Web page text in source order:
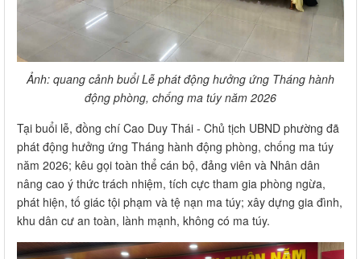
Ảnh: quang cảnh buổi Lễ phát động hưởng ứng Tháng hành
động phòng, chống ma túy năm 2026
Tại buổi lễ, đồng chí Cao Duy Thái - Chủ tịch UBND phường đã
phát động hưởng ứng Tháng hành động phòng, chống ma túy
năm 2026; kêu gọi toàn thể cán bộ, đảng viên và Nhân dân
nâng cao ý thức trách nhiệm, tích cực tham gia phòng ngừa,
phát hiện, tố giác tội phạm và tệ nạn ma túy; xây dựng gia đình,
khu dân cư an toàn, lành mạnh, không có ma túy.